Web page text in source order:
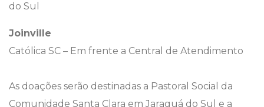
do Sul
Joinville
Católica SC – Em frente a Central de Atendimento
As doações serão destinadas a Pastoral Social da
Comunidade Santa Clara em Jaraguá do Sul e a